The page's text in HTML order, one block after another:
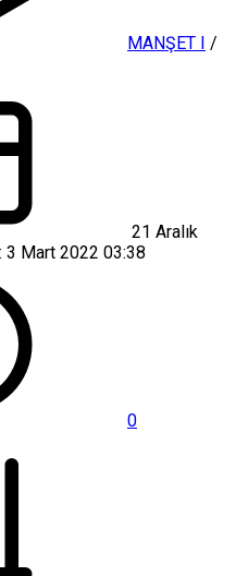
MANŞET I /
21 Aralık
3 Mart 2022 03:38
0